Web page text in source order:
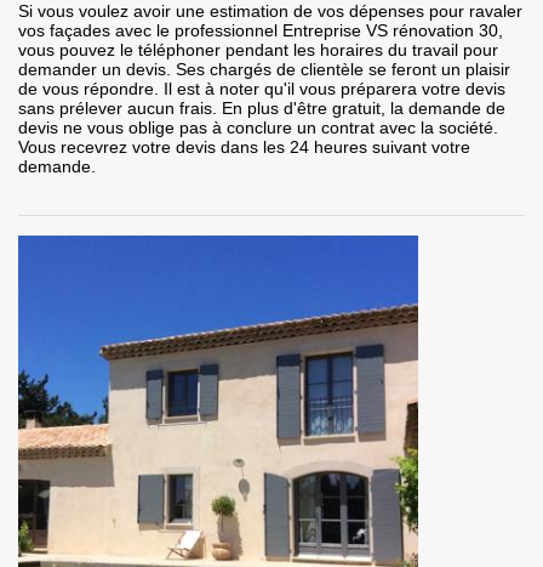
Si vous voulez avoir une estimation de vos dépenses pour ravaler
vos façades avec le professionnel Entreprise VS rénovation 30,
vous pouvez le téléphoner pendant les horaires du travail pour
demander un devis. Ses chargés de clientèle se feront un plaisir
de vous répondre. Il est à noter qu'il vous préparera votre devis
sans prélever aucun frais. En plus d'être gratuit, la demande de
devis ne vous oblige pas à conclure un contrat avec la société.
Vous recevrez votre devis dans les 24 heures suivant votre
demande.